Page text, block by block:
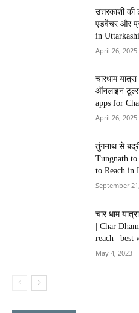
उत्तरकाशी
एडवेंचर और
in
April 26, 2025
चारधाम
ऑनलाइन
apps for
April 26, 2025
तुंगनाथ से
Tungnath to
to Reach in
September
चार धाम
| Char
reach | best
May 4, 2023